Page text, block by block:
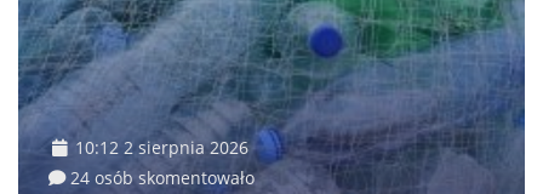
10:12 2 sierpnia 2026
24 osób skomentowało